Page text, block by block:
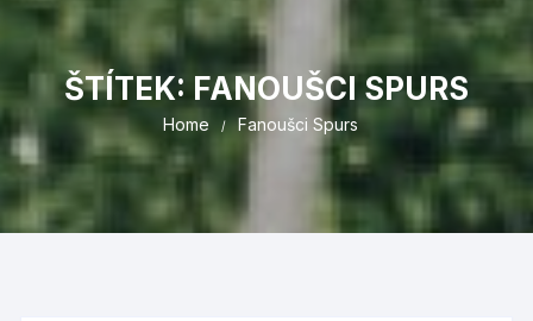
ŠTÍTEK:FANOUŠCI SPURS
Home Fanoušci Spurs